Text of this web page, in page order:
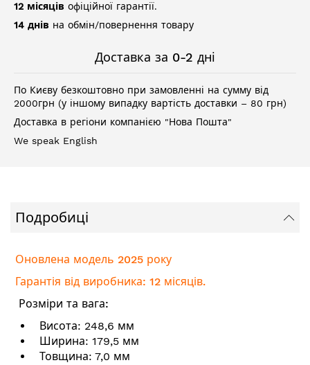
12 місяців офіційної гарантії.
14 днів на обмін/повернення товару
Доставка за 0-2 дні
По Києву безкоштовно при замовленні на сумму від
2000грн (у іншому випадку вартість доставки – 80 грн)
Доставка в регіони компанією "Нова Пошта"
We speak English
Подробиці
Оновлена модель 2025 року
Гарантія від виробника: 12 місяців.
Розміри та вага:
Висота: 248,6 мм
Ширина: 179,5 мм
Товщина: 7,0 мм